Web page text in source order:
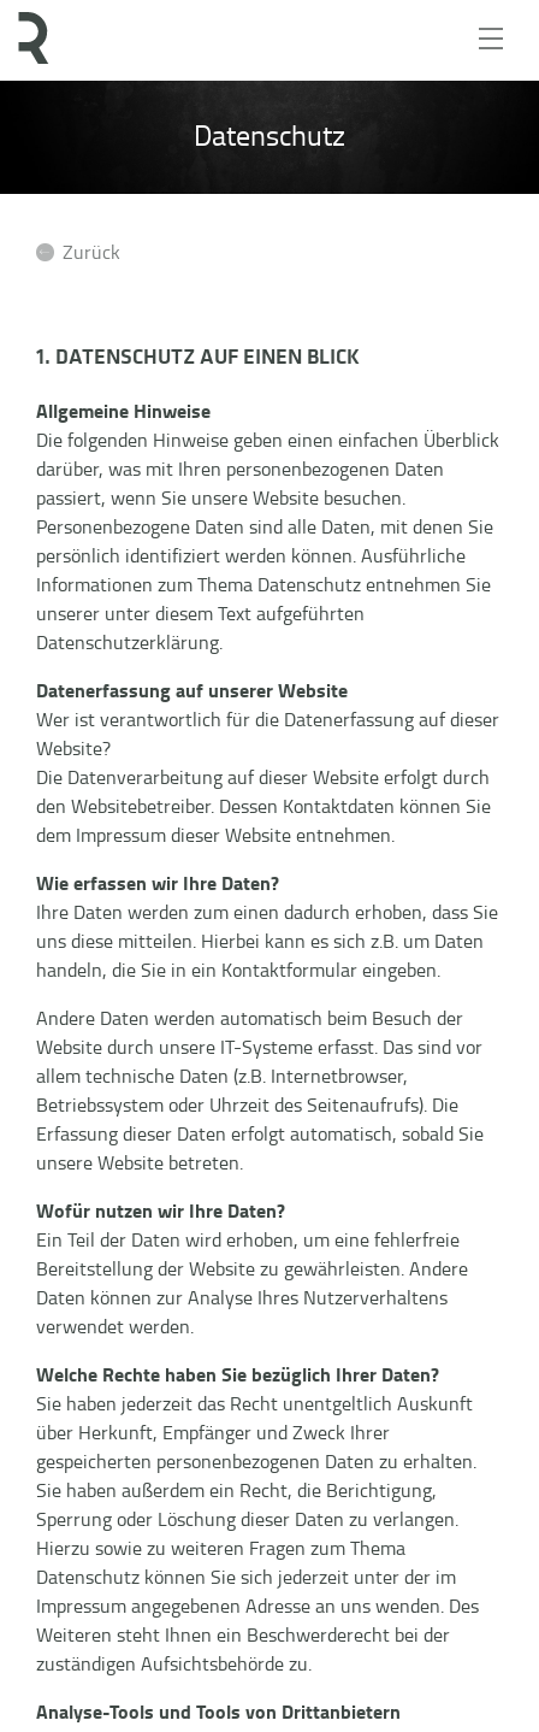
Datenschutz
Zurück
1. DATENSCHUTZ AUF EINEN BLICK
Allgemeine Hinweise
Die folgenden Hinweise geben einen einfachen Überblick
darüber, was mit Ihren personenbezogenen Daten
passiert, wenn Sie unsere Website besuchen.
Personenbezogene Daten sind alle Daten, mit denen Sie
persönlich identifiziert werden können. Ausführliche
Informationen zum Thema Datenschutz entnehmen Sie
unserer unter diesem Text aufgeführten
Datenschutzerklärung.
Datenerfassung auf unserer Website
Wer ist verantwortlich für die Datenerfassung auf dieser
Website?
Die Datenverarbeitung auf dieser Website erfolgt durch
den Websitebetreiber. Dessen Kontaktdaten können Sie
dem Impressum dieser Website entnehmen.
Wie erfassen wir Ihre Daten?
Ihre Daten werden zum einen dadurch erhoben, dass Sie
uns diese mitteilen. Hierbei kann es sich z.B. um Daten
handeln, die Sie in ein Kontaktformular eingeben.
Andere Daten werden automatisch beim Besuch der
Website durch unsere IT-Systeme erfasst. Das sind vor
allem technische Daten (z.B. Internetbrowser,
Betriebssystem oder Uhrzeit des Seitenaufrufs). Die
Erfassung dieser Daten erfolgt automatisch, sobald Sie
unsere Website betreten.
Wofür nutzen wir Ihre Daten?
Ein Teil der Daten wird erhoben, um eine fehlerfreie
Bereitstellung der Website zu gewährleisten. Andere
Daten können zur Analyse Ihres Nutzerverhaltens
verwendet werden.
Welche Rechte haben Sie bezüglich Ihrer Daten?
Sie haben jederzeit das Recht unentgeltlich Auskunft
über Herkunft, Empfänger und Zweck Ihrer
gespeicherten personenbezogenen Daten zu erhalten.
Sie haben außerdem ein Recht, die Berichtigung,
Sperrung oder Löschung dieser Daten zu verlangen.
Hierzu sowie zu weiteren Fragen zum Thema
Datenschutz können Sie sich jederzeit unter der im
Impressum angegebenen Adresse an uns wenden. Des
Weiteren steht Ihnen ein Beschwerderecht bei der
zuständigen Aufsichtsbehörde zu.
Analyse-Tools und Tools von Drittanbietern